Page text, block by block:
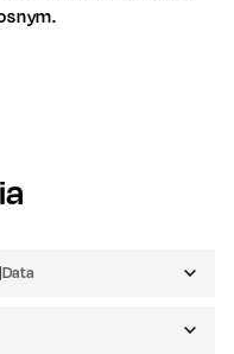
Data